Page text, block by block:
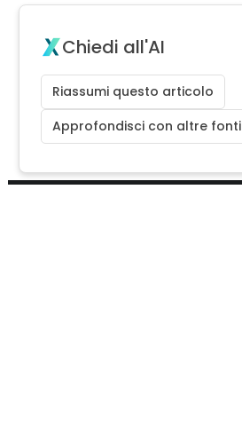
Chiedi all'AI
Riassumi questo articolo
Approfondisci con altre fonti